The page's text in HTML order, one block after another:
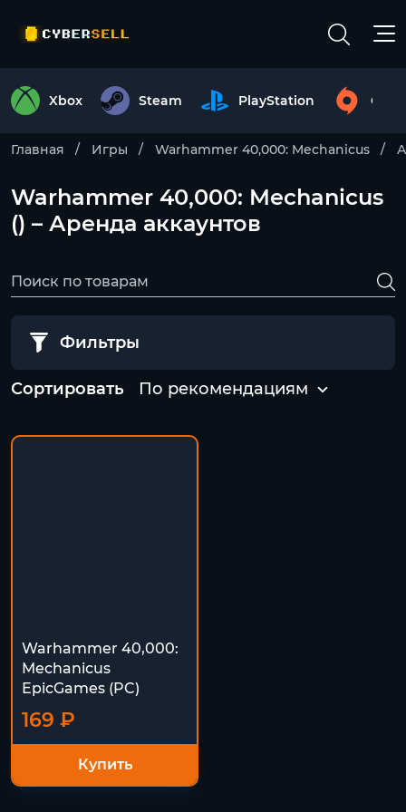
Xbox Steam PlayStation
Главная Игры Warhammer 40,000: Mechanicus
Warhammer 40,000: Mechanicus
() – Аренда аккаунтов
Фильтры
Сортировать По рекомендациям
Warhammer 40,000:
Mechanicus
EpicGames (PC)
169 ₽
Купить